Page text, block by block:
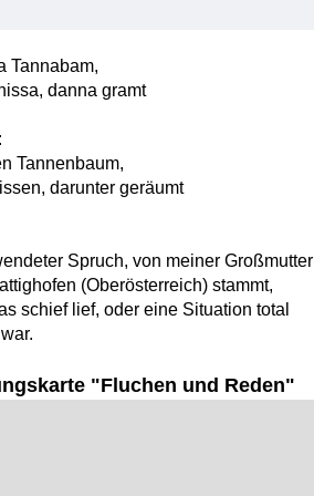
Tannabam,
danna gramt
Tannenbaum,
darunter geräumt
Spruch, von meiner Großmutter
(Oberösterreich) stammt,
schief lief, oder eine Situation total
"Fluchen und Reden"